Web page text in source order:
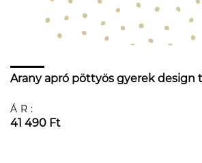
Arany apró pöttyös gyerek design
ÁR:
41 490 Ft